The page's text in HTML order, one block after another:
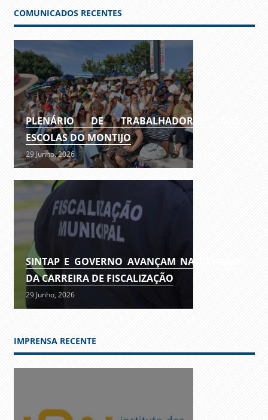
COMUNICADOS RECENTES
PLENÁRIO DE TRABALHADORES DAS
ESCOLAS DO MONTIJO
29 Junho, 2026
SINTAP E GOVERNO AVANÇAM NA REVISÃO
DA CARREIRA DE FISCALIZAÇÃO
29 Junho, 2026
IMPRENSA RECENTE